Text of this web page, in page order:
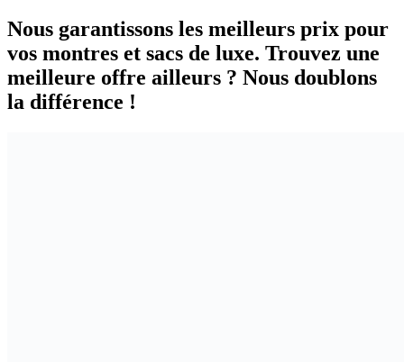
Nous garantissons les meilleurs prix pour
vos montres et sacs de luxe. Trouvez une
meilleure offre ailleurs ? Nous doublons
la différence !